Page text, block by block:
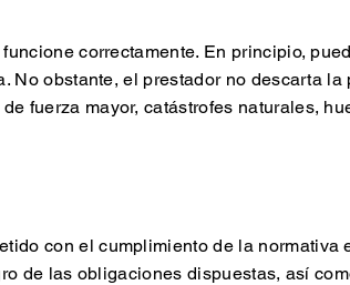
correctamente. En principio,
No obstante, el prestador no descarta
fuerza mayor, catástrofes naturales,
con el cumplimiento de la
de las obligaciones dispuestas, así